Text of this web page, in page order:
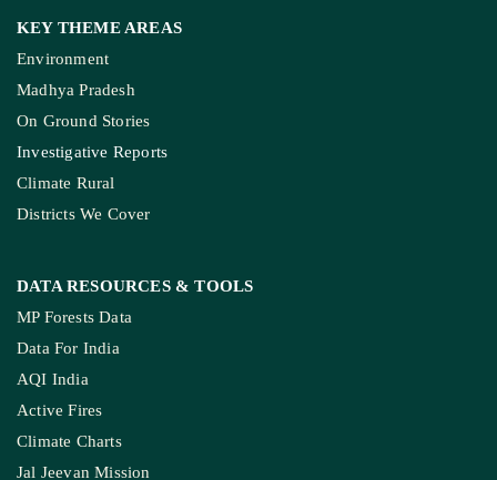
KEY THEME AREAS
Environment
Madhya Pradesh
On Ground Stories
Investigative Reports
Climate Rural
Districts We Cover
DATA RESOURCES & TOOLS
MP Forests Data
Data For India
AQI India
Active Fires
Climate Charts
Jal Jeevan Mission